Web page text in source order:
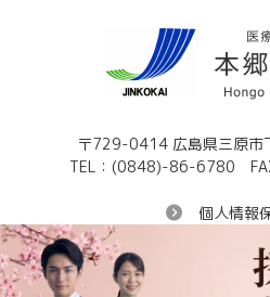
〒729-0414 広島県三原市
TEL：(0848)-86-6780
個人情報